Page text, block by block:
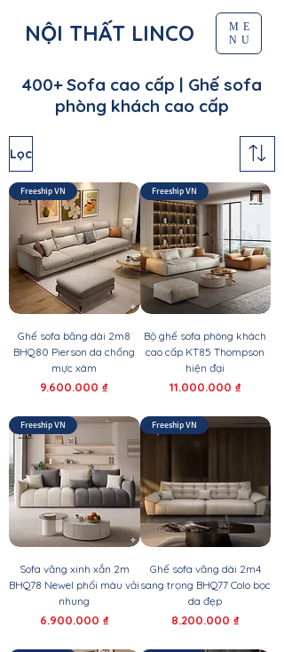
NỘI THẤT LINCO
ME
NU
400+ Sofa cao cấp | Ghế sofa
phòng khách cao cấp
Lọc
Freeship VN
Ghế sofa băng dài 2m8
BHQ80 Pierson da chống
mực xám
Giá
9.600.000 ₫
Freeship VN
Bộ ghế sofa phòng khách
cao cấp KT85 Thompson
hiện đại
Giá
11.000.000 ₫
Freeship VN
Sofa văng xinh xắn 2m
BHQ78 Newel phối màu vải
nhung
Giá
6.900.000 ₫
Freeship VN
Ghế sofa văng dài 2m4
sang trọng BHQ77 Colo bọc
da đẹp
Giá
8.200.000 ₫